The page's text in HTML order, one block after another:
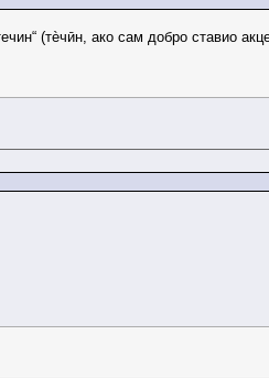
(тѐчӣн, ако сам добро ставио